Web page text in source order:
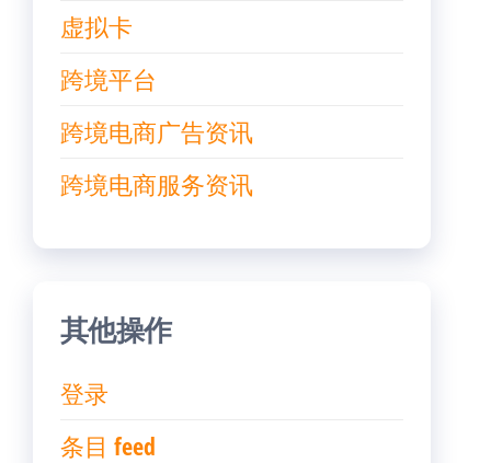
虚拟卡
跨境平台
跨境电商广告资讯
跨境电商服务资讯
其他操作
登录
条目 feed